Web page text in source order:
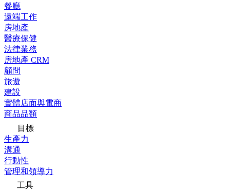
餐廳
遠端工作
房地產
醫療保健
法律業務
房地產 CRM
顧問
旅遊
建設
實體店面與電商
商品品類
目標
生產力
溝通
行動性
管理和領導力
工具